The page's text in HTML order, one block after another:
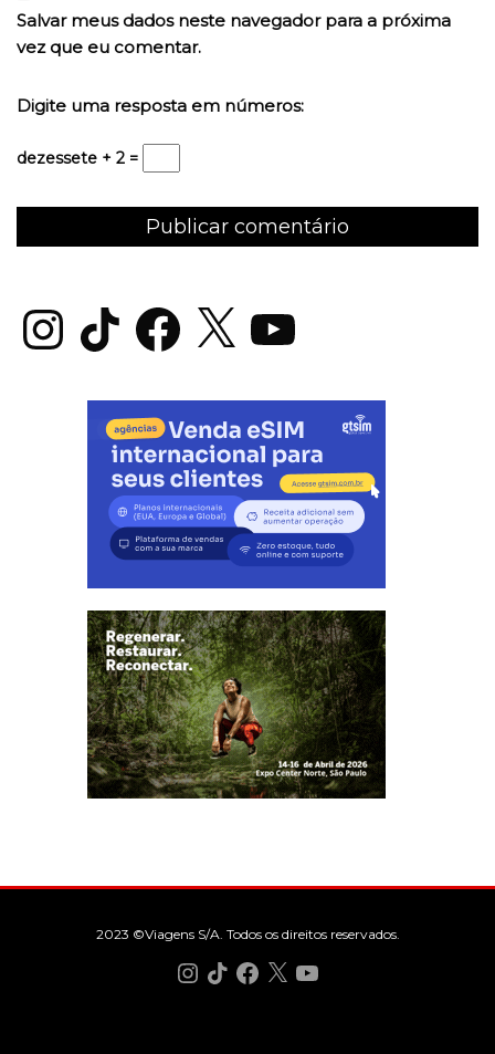
Salvar meus dados neste navegador para a próxima
vez que eu comentar.
Digite uma resposta em números:
dezessete + 2 =
InstagramTikTok Facebook
X YouTube
2023 ©Viagens S/A. Todos os direitos reservados.
Instagram
TikTokFacebook
X YouTube